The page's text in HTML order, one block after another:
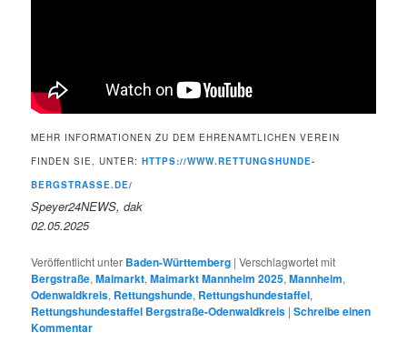
MEHR INFORMATIONEN ZU DEM EHRENAMTLICHEN VEREIN
FINDEN SIE, UNTER:HTTPS://WWW.RETTUNGSHUNDE-
BERGSTRASSE.DE/
Speyer24NEWS, dak
02.05.2025
Veröffentlicht unter Baden-Württemberg |Verschlagwortet mit
Bergstraße,Maimarkt,Maimarkt Mannheim 2025,Mannheim,
Odenwaldkreis, Rettungshunde, Rettungshundestaffel,
Rettungshundestaffel Bergstraße-Odenwaldkreis |Schreibe einen
Kommentar